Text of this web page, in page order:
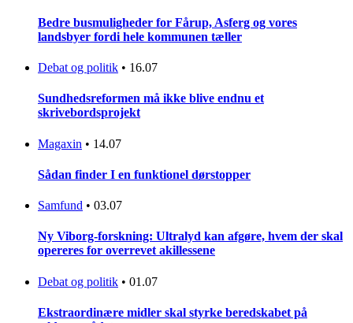
Bedre busmuligheder for Fårup, Asferg og vores
landsbyer fordi hele kommunen tæller
Debat og politik • 16.07
Sundhedsreformen må ikke blive endnu et
skrivebordsprojekt
Magaxin • 14.07
Sådan finder I en funktionel dørstopper
Samfund • 03.07
Ny Viborg-forskning: Ultralyd kan afgøre, hvem der skal
opereres for overrevet akillessene
Debat og politik • 01.07
Ekstraordinære midler skal styrke beredskabet på